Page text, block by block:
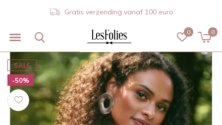
0 0
Gratis verzending vanaf 100 euro
SALE
-50%